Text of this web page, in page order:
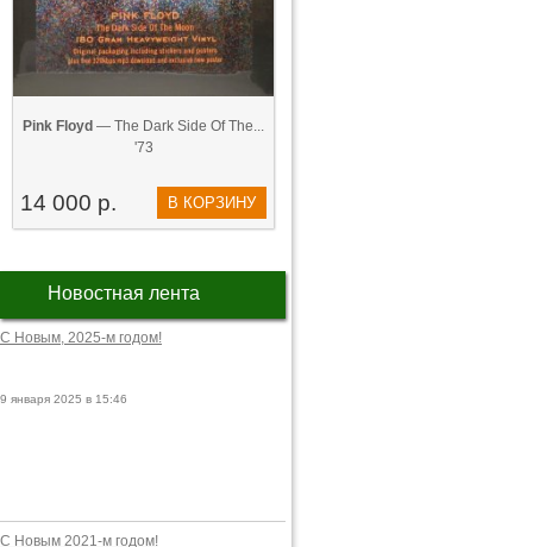
Pink Floyd — The Dark Side Of The...
'73
14 000 р. В КОРЗИНУ
Новостная лента
С Новым, 2025-м годом!
9 января 2025 в 15:46
С Новым 2021-м годом!